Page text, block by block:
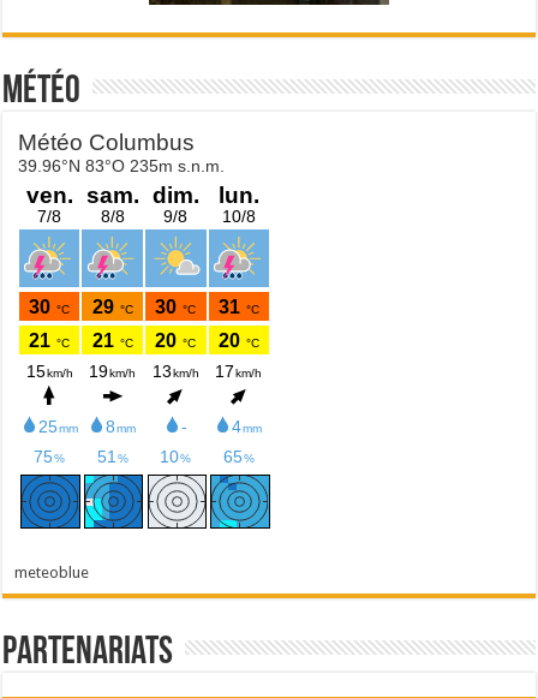
Météo
meteoblue
Partenariats